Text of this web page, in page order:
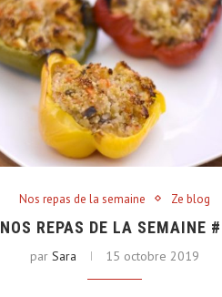
Nos repas de la semaine Ze blog
NOS REPAS DE LA SEMAINE
parSara 15 octobre 2019